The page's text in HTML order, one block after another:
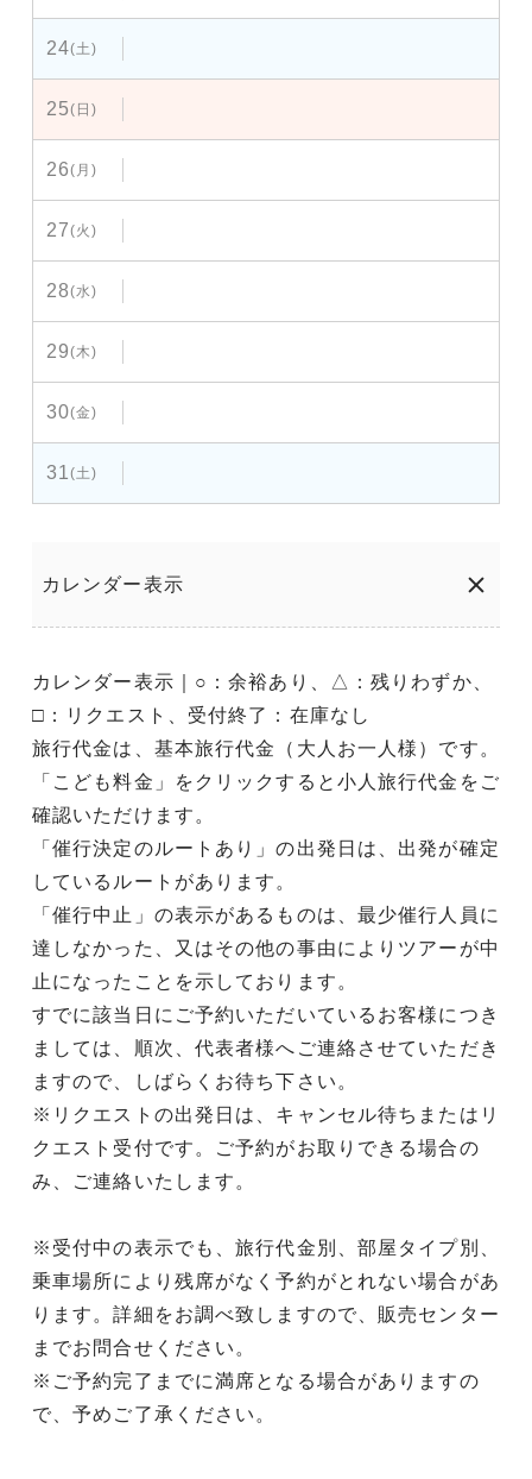
24(土)
25(日)
26(月)
27(火)
28(水)
29(木)
30(金)
31(土)
カレンダー表示
カレンダー表示｜○：余裕あり、△：残りわずか、
□：リクエスト、受付終了：在庫なし
旅行代金は、基本旅行代金（大人お一人様）です。
「こども料金」をクリックすると小人旅行代金をご
確認いただけます。
「催行決定のルートあり」の出発日は、出発が確定
しているルートがあります。
「催行中止」の表示があるものは、最少催行人員に
達しなかった、又はその他の事由によりツアーが中
止になったことを示しております。
すでに該当日にご予約いただいているお客様につき
ましては、順次、代表者様へご連絡させていただき
ますので、しばらくお待ち下さい。
※リクエストの出発日は、キャンセル待ちまたはリ
クエスト受付です。ご予約がお取りできる場合の
み、ご連絡いたします。
※受付中の表示でも、旅行代金別、部屋タイプ別、
乗車場所により残席がなく予約がとれない場合があ
ります。詳細をお調べ致しますので、販売センター
までお問合せください。
※ご予約完了までに満席となる場合がありますの
で、予めご了承ください。